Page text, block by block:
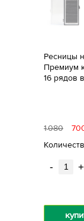
Ресницы
Премиум
16 рядов
1080
- +